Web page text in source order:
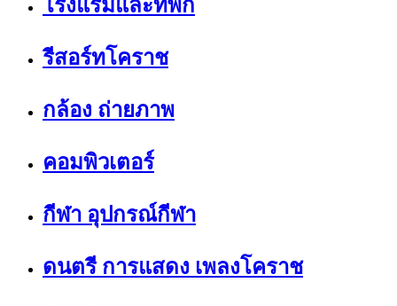
โรงแรมและที่พัก
รีสอร์ทโคราช
กล้อง ถ่ายภาพ
คอมพิวเตอร์
กีฬา อุปกรณ์กีฬา
ดนตรี การแสดง เพลงโคราช